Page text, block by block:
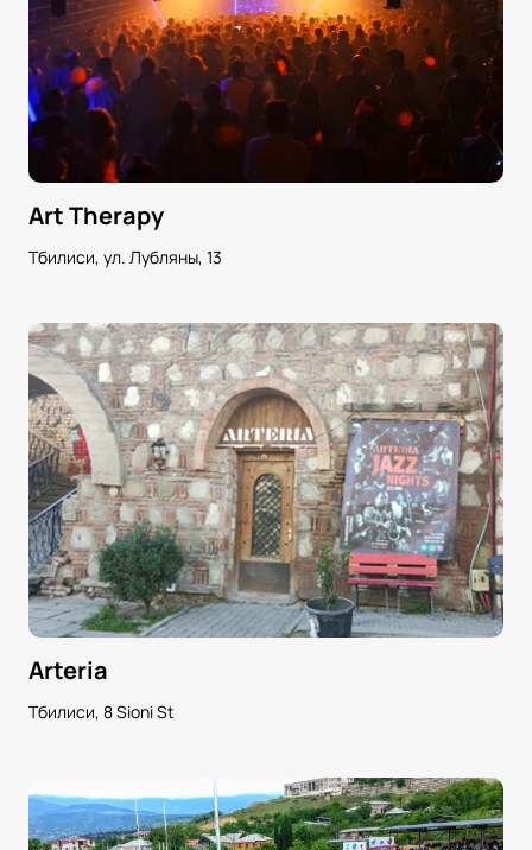
Art Therapy
Тбилиси, ул. Лубляны, 13
Arteria
Тбилиси, 8 Sioni St